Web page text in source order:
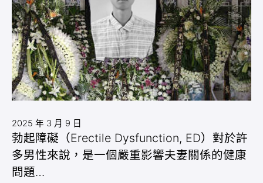
2025 年 3 月 9 日
勃起障礙（Erectile Dysfunction, ED）對於許
多男性來說，是一個嚴重影響夫妻關係的健康
問題…